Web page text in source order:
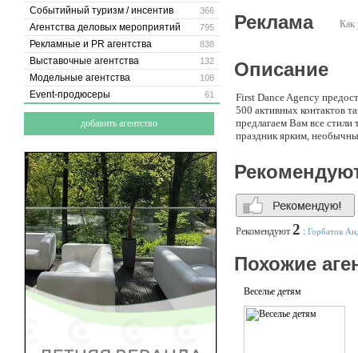
366
Событийный туризм / инсентив
795
Агентства деловых мероприятий
838
Рекламные и PR агентства
132
Выставочные агентства
108
Модельные агентства
61
Event-продюсеры
добавить агентство
Как
Реклама
Описание
First Dance Agency
500 активных контактов
предлагаем Вам все
праздник ярким,
Рекомендуют 2 : Горбатов
Похожие
Веселье детям